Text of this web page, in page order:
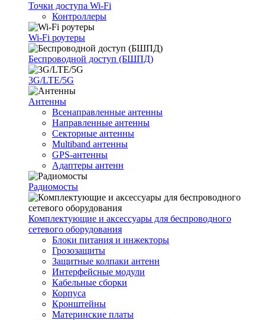
Точки доступа Wi-Fi
Контроллеры
Wi-Fi роутеры
Беспроводной доступ (БШПД)
3G/LTE/5G
Антенны
Всенаправленные антенны
Направленные антенны
Секторные антенны
Multiband антенны
GPS-антенны
Адаптеры антенн
Радиомосты
Комплектующие и аксессуары для беспроводного
сетевого оборудования
Блоки питания и инжекторы
Грозозащиты
Защитные колпаки антенн
Интерфейсные модули
Кабельные сборки
Корпуса
Кронштейны
Материнские платы